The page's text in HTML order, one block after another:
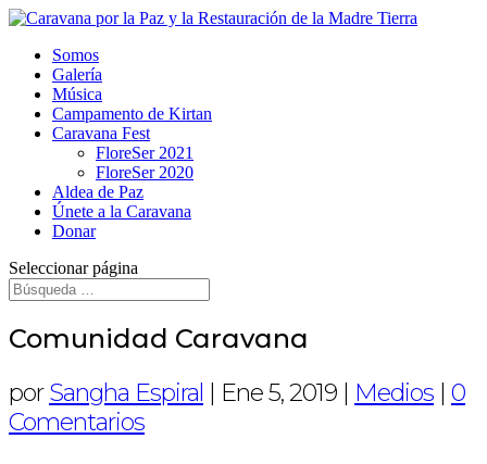
Somos
Galería
Música
Campamento de Kirtan
Caravana Fest
FloreSer 2021
FloreSer 2020
Aldea de Paz
Únete a la Caravana
Donar
Seleccionar página
Comunidad Caravana
porSangha Espiral | Ene 5, 2019 | Medios | 0
Comentarios